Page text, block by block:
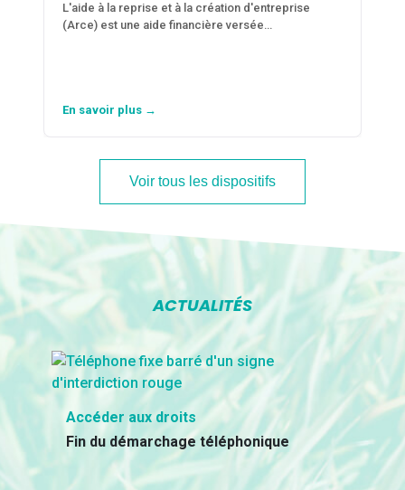
L'aide à la reprise et à la création d'entreprise
(Arce) est une aide financière versée…
En savoir plus →
Voir tous les dispositifs
ACTUALITÉS
Accéder aux droits
Fin du démarchage téléphonique